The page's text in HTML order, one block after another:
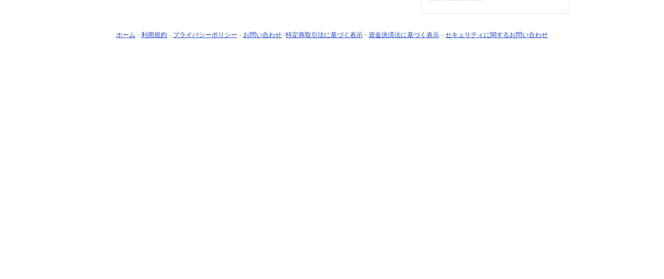
ホーム - 利用規約 - プライバシーポリシー - お問い合わせ- 特定商取引法に基づく表示 - 資金決済法に基づく表示 - セキュリティに関するお問い合わせ